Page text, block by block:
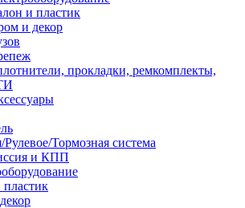
и пластик
и декор
прокладки, ремкомплекты,
Рулевое/Тормозная система
и КПП